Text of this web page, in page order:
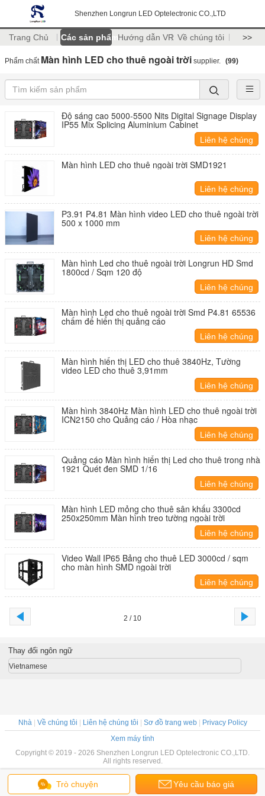
Shenzhen Longrun LED Optelectronic CO.,LTD
Trang Chủ Các sản phẩm Hướng dẫn VR Về chúng tôi >>
Phẩm chất Màn hình LED cho thuê ngoài trời supplier. (99)
Độ sáng cao 5000-5500 Nits Digital Signage Display
IP55 Mix Splicing Aluminium Cabinet
Liên hệ chúng
tôi
Màn hình LED cho thuê ngoài trời SMD1921
Liên hệ chúng
tôi
P3.91 P4.81 Màn hình video LED cho thuê ngoài trời
500 x 1000 mm
Liên hệ chúng
tôi
Màn hình Led cho thuê ngoài trời Longrun HD Smd
1800cd / Sqm 120 độ
Liên hệ chúng
tôi
Màn hình Led cho thuê ngoài trời Smd P4.81 65536
chấm để hiển thị quảng cáo
Liên hệ chúng
tôi
Màn hình hiển thị LED cho thuê 3840Hz, Tường
video LED cho thuê 3,91mm
Liên hệ chúng
tôi
Màn hình 3840Hz Màn hình LED cho thuê ngoài trời
ICN2150 cho Quảng cáo / Hòa nhạc
Liên hệ chúng
tôi
Quảng cáo Màn hình hiển thị Led cho thuê trong nhà
1921 Quét đen SMD 1/16
Liên hệ chúng
tôi
Màn hình LED mỏng cho thuê sân khấu 3300cd
250x250mm Màn hình treo tường ngoài trời
Liên hệ chúng
tôi
Video Wall IP65 Bảng cho thuê LED 3000cd / sqm
cho màn hình SMD ngoài trời
Liên hệ chúng
tôi
2 / 10
Trò chuyện Yêu cầu báo giá
Thay đổi ngôn ngữ
Vietnamese
Nhà| Về chúng tôi Liên hệ chúng tôi Sơ đồ trang web|
Privacy Policy
Xem máy tính
Copyright © 2019 - 2026 Shenzhen Longrun LED Optelectronic CO.,LTD.
All rights reserved.